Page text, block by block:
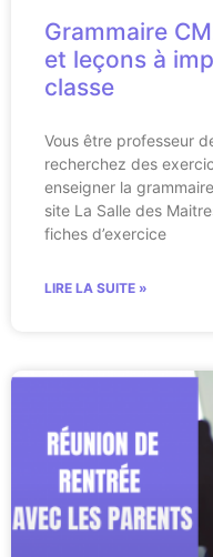
Grammaire
et leçons à
classe
Vous être professeur
recherchez des
enseigner la
site La Salle des
fiches d’exercice
LIRE LA SUITE »